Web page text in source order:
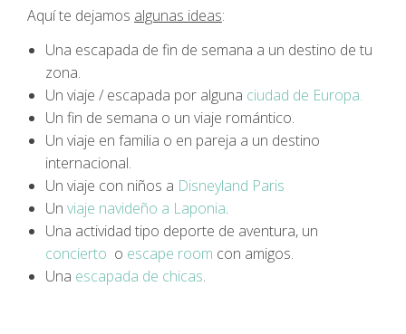
Aquí te dejamos algunas ideas:
Una escapada de fin de semana a un destino de tu
zona.
Un viaje / escapada por alguna ciudad de Europa.
Un fin de semana o un viaje romántico.
Un viaje en familia o en pareja a un destino
internacional.
Un viaje con niños a Disneyland Paris
Un viaje navideño a Laponia.
Una actividad tipo deporte de aventura, un
concierto o escape room con amigos.
Una escapada de chicas.